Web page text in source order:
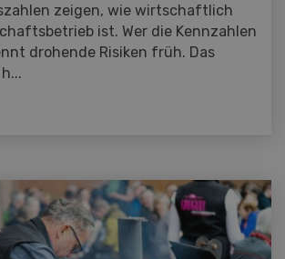
zeigen, wie wirtschaftlich
ist. Wer die Kennzahlen
drohende Risiken früh. Das